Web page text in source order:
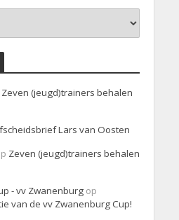
Zeven (jeugd)trainers behalen
Lars van Oosten
Zeven (jeugd)trainers behalen
- vv Zwanenburgop
van de vv Zwanenburg Cup!